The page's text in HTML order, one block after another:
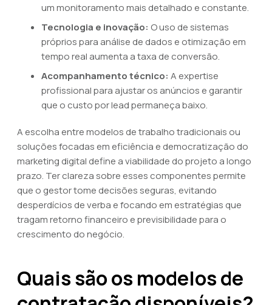
um monitoramento mais detalhado e constante.
Tecnologia e inovação: O uso de sistemas
próprios para análise de dados e otimização em
tempo real aumenta a taxa de conversão.
Acompanhamento técnico: A expertise
profissional para ajustar os anúncios e garantir
que o custo por lead permaneça baixo.
A escolha entre modelos de trabalho tradicionais ou
soluções focadas em eficiência e democratização do
marketing digital define a viabilidade do projeto a longo
prazo. Ter clareza sobre esses componentes permite
que o gestor tome decisões seguras, evitando
desperdícios de verba e focando em estratégias que
tragam retorno financeiro e previsibilidade para o
crescimento do negócio.
Quais são os modelos de